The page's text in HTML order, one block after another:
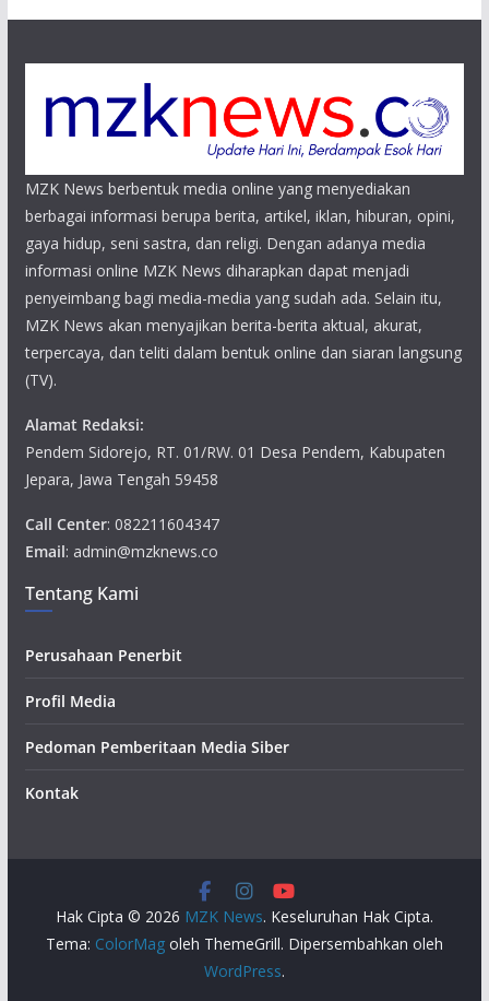
MZK News berbentuk media online yang menyediakan
berbagai informasi berupa berita, artikel, iklan, hiburan, opini,
gaya hidup, seni sastra, dan religi. Dengan adanya media
informasi online MZK News diharapkan dapat menjadi
penyeimbang bagi media-media yang sudah ada. Selain itu,
MZK News akan menyajikan berita-berita aktual, akurat,
terpercaya, dan teliti dalam bentuk online dan siaran langsung
(TV).
Alamat Redaksi:
Pendem Sidorejo, RT. 01/RW. 01 Desa Pendem, Kabupaten
Jepara, Jawa Tengah 59458
Call Center: 082211604347
Email: admin@mzknews.co
Tentang Kami
Perusahaan Penerbit
Profil Media
Pedoman Pemberitaan Media Siber
Kontak
Hak Cipta © 2026 MZK News. Keseluruhan Hak Cipta.
Tema: ColorMagoleh ThemeGrill. Dipersembahkan oleh
WordPress.